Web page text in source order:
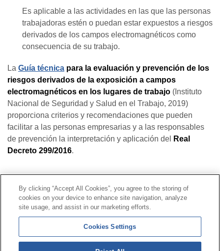
Es aplicable a las actividades en las que las personas
trabajadoras estén o puedan estar expuestos a riesgos
derivados de los campos electromagnéticos como
consecuencia de su trabajo.
La Guía técnica para la evaluación y prevención de los
riesgos derivados de la exposición a campos
electromagnéticos en los lugares de trabajo (Instituto
Nacional de Seguridad y Salud en el Trabajo, 2019)
proporciona criterios y recomendaciones que pueden
facilitar a las personas empresarias y a las responsables
de prevención la interpretación y aplicación del
Real
Decreto 299/2016.
Línea Universal 900 203 203|Zona Privada Comisión de
Prestaciones Especiales|Zona Privada Proveedor
Sanitario
© Mutua Universal 2026 | Mapa del sitio | Aviso legal
By clicking “Accept All Cookies”, you agree to the storing of
cookies on your device to enhance site navigation, analyze
site usage, and assist in our marketing efforts.
Cookies Settings